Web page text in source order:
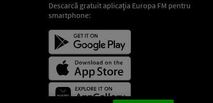
Descarcă gratuit aplicaţia Europa FM pentru
smartphone: